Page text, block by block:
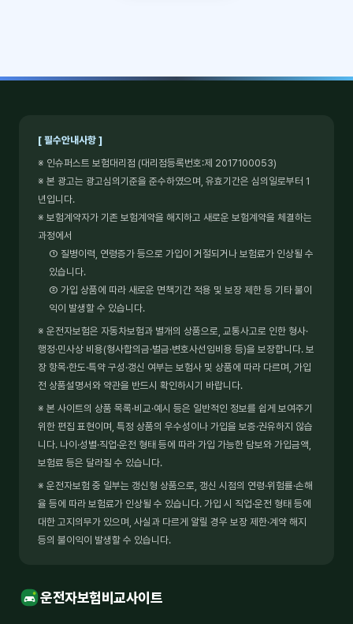
[ 필수안내사항 ]
※ 인슈퍼스트 보험대리점 (대리점등록번호:제 2017100053)
※ 본 광고는 광고심의기준을 준수하였으며, 유효기간은 심의일로부터 1
년입니다.
※ 보험계약자가 기존 보험계약을 해지하고 새로운 보험계약을 체결하는
과정에서
① 질병이력, 연령증가 등으로 가입이 거절되거나 보험료가 인상될 수
있습니다.
② 가입 상품에 따라 새로운 면책기간 적용 및 보장 제한 등 기타 불이
익이 발생할 수 있습니다.
※ 운전자보험은 자동차보험과 별개의 상품으로, 교통사고로 인한 형사·
행정·민사상 비용(형사합의금·벌금·변호사선임비용 등)을 보장합니다. 보
장 항목·한도·특약 구성·갱신 여부는 보험사 및 상품에 따라 다르며, 가입
전 상품설명서와 약관을 반드시 확인하시기 바랍니다.
※ 본 사이트의 상품 목록·비교·예시 등은 일반적인 정보를 쉽게 보여주기
위한 편집 표현이며, 특정 상품의 우수성이나 가입을 보증·권유하지 않습
니다. 나이·성별·직업·운전 형태 등에 따라 가입 가능한 담보와 가입금액,
보험료 등은 달라질 수 있습니다.
※ 운전자보험 중 일부는 갱신형 상품으로, 갱신 시점의 연령·위험률·손해
율 등에 따라 보험료가 인상될 수 있습니다. 가입 시 직업·운전 형태 등에
대한 고지의무가 있으며, 사실과 다르게 알릴 경우 보장 제한·계약 해지
등의 불이익이 발생할 수 있습니다.
운전자보험비교사이트